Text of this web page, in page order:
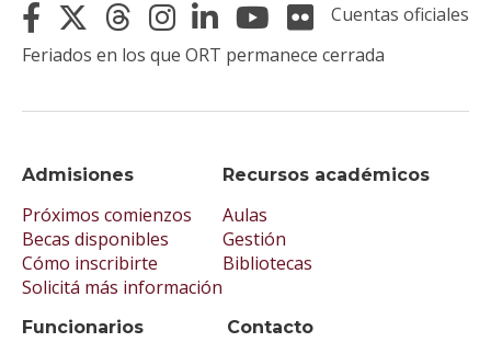
Admisiones
Próximos comienzos
Becas disponibles
Cómo inscribirte
Solicitá más información
Recursos académicos
Aulas
Gestión
Bibliotecas
Funcionarios Contacto
Cuentas oficiales
Feriados en los que ORT permanece cerrada